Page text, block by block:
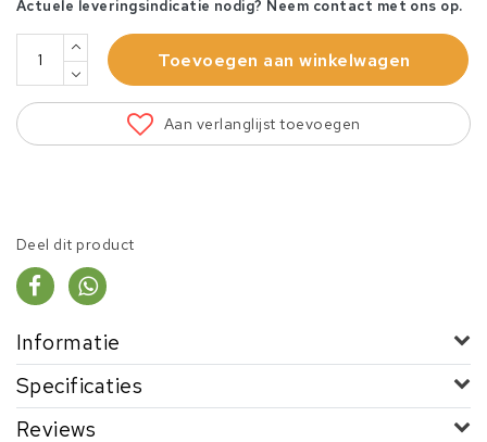
Actuele leveringsindicatie nodig? Neem contact met ons op.
Toevoegen aan winkelwagen
Aan verlanglijst toevoegen
Deel dit product
Informatie
Specificaties
Reviews